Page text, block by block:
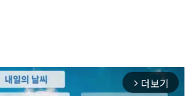
arrow_forward_ios 더보기